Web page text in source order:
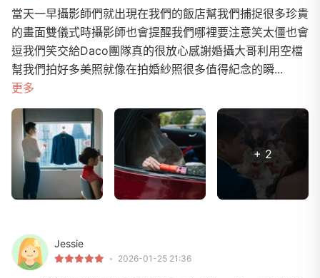
當天一早攝影師們就出現在我們的飯店幫我們捕捉很多珍貴
的畫面雙儀式時攝影師也會提醒我們哪裡要注意笑太僵也會
逗我們笑交給Daco團隊真的很放心感謝婚攝大哥利用空檔
幫我們拍好多美照就像在拍婚紗照很多值得紀念的瞬...
更多
+ 2
Jessie
2026-01-25 21:36